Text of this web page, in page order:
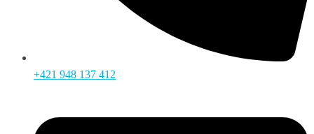
+421 948 137 412